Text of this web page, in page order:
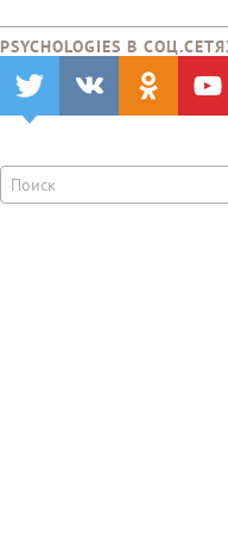
PSYCHOLOGIES В